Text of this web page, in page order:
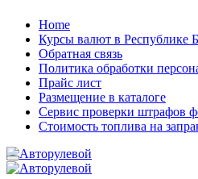
Skip
content
Home
Курсы валют в Республике
Обратная связь
Политика обработки
Прайс лист
Размещение в каталоге
Сервис проверки штрафов
Стоимость топлива на